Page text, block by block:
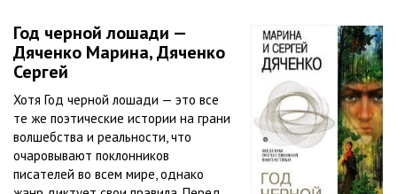
Год черной лошади —
Дяченко Марина, Дяченко
Сергей
Хотя Год черной лошади — это все
те же поэтические истории на грани
волшебства и реальности, что
очаровывают поклонников
писателей во всем мире, однако